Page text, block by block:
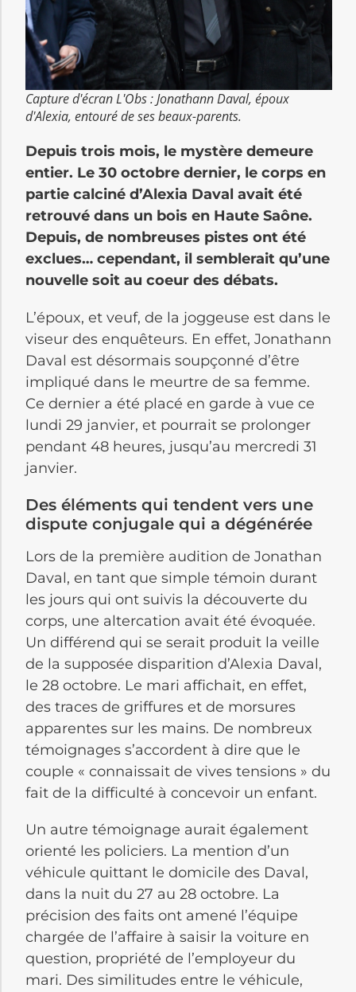
Capture d'écran L'Obs : Jonathann Daval, époux
d'Alexia, entouré de ses beaux-parents.
Depuis trois mois, le mystère demeure
entier. Le 30 octobre dernier, le corps en
partie calciné d’Alexia Daval avait été
retrouvé dans un bois en Haute Saône.
Depuis, de nombreuses pistes ont été
exclues… cependant, il semblerait qu’une
nouvelle soit au coeur des débats.
L’époux, et veuf, de la joggeuse est dans le
viseur des enquêteurs. En effet, Jonathann
Daval est désormais soupçonné d’être
impliqué dans le meurtre de sa femme.
Ce dernier a été placé en garde à vue ce
lundi 29 janvier, et pourrait se prolonger
pendant 48 heures, jusqu’au mercredi 31
janvier.
Des éléments qui tendent vers une
dispute conjugale qui a dégénérée
Lors de la première audition de Jonathan
Daval, en tant que simple témoin durant
les jours qui ont suivis la découverte du
corps, une altercation avait été évoquée.
Un différend qui se serait produit la veille
de la supposée disparition d’Alexia Daval,
le 28 octobre. Le mari affichait, en effet,
des traces de griffures et de morsures
apparentes sur les mains. De nombreux
témoignages s’accordent à dire que le
couple « connaissait de vives tensions » du
fait de la difficulté à concevoir un enfant.
Un autre témoignage aurait également
orienté les policiers. La mention d’un
véhicule quittant le domicile des Daval,
dans la nuit du 27 au 28 octobre. La
précision des faits ont amené l’équipe
chargée de l’affaire à saisir la voiture en
question, propriété de l’employeur du
mari. Des similitudes entre le véhicule,